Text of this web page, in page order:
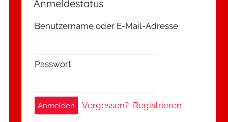
Anmeldestatus
Benutzername oder E-Mail-Adresse
Passwort
A
l
Vergessen? Registrieren